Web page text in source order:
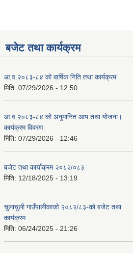
बजेट तथा कार्यक्रम
आ.व.२०८३-८४ को बार्षिक निति तथा कार्यक्रम
मिति: 07/29/2026 - 12:50
आ.व २०८३-८४ को अनुमानित आय तथा योजना।
कार्यक्रम विवरण
मिति: 07/29/2026 - 12:46
बजेट तथा कार्याक्रम २०८२/०८३
मिति: 12/18/2025 - 13:19
चुलाचुली गाउँपालीकाको २०८२/८३-को बजेट तथा
कार्यक्रम
मिति: 06/24/2025 - 21:26